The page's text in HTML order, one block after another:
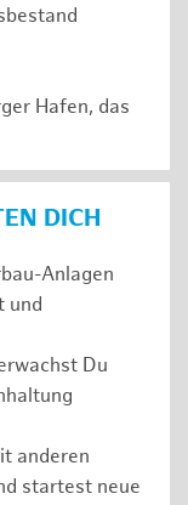
Hafen, das
DICH
Anlagen
und
Du
anderen
startest neue